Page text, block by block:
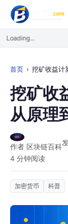
Loading...
首页 挖矿收益计
挖矿收
从原理
作者 区块链百科
4 分钟阅读
加密货币 科普